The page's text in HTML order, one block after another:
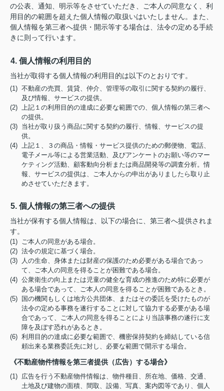
の公表、通知、明示等をさせていただき、ご本人の同意なく、利
用目的の範囲を超えた個人情報の取扱いはいたしません。また、
個人情報を第三者へ提供・開示等する場合は、法令の定める手続
きに則って行います。
4. 個人情報の利用目的
当社が取得する個人情報の利用目的は以下のとおりです。
(1) 不動産の売買、賃貸、仲介、管理等の取引に関する契約の履行、
及び情報、サービスの提供。
(2) 上記１の利用目的の達成に必要な範囲での、個人情報の第三者へ
の提供。
(3) 当社が取り扱う商品に関する契約の履行、情報、サービスの提
供。
(4) 上記１、３の商品・情報・サービス提供のための郵便物、電話、
電子メール等による営業活動、及びアンケートのお願い等のマー
ケティング活動、顧客動向分析または商品開発等の調査分析。情
報、サービスの提供は、ご本人からの申出がありましたら取り止
めさせていただきます。
5. 個人情報の第三者への提供
当社が保有する個人情報は、以下の場合に、第三者へ提供されま
す。
(1) ご本人の同意がある場合。
(2) 法令の規定に基づく場合。
(3) 人の生命、身体または財産の保護のため必要がある場合であっ
て、ご本人の同意を得ることが困難である場合。
(4) 公衆衛生の向上または児童の健全な育成の推進のため特に必要が
ある場合であって、ご本人の同意を得ることが困難であるとき。
(5) 国の機関もしくは地方公共団体、またはその委託を受けたものが
法令の定める事務を遂行することに対して協力する必要がある場
合であって、ご本人の同意を得ることにより当該事務の遂行に支
障を及ぼす恐れがあるとき。
(6) 利用目的の達成に必要な範囲で、機密保持契約を締結している信
頼出来る業務委託先に対し、必要な範囲で開示する場合。
《不動産物件情報を第三者提供（広告）する場合》
(1) 広告を行う不動産物件情報は、物件種目、所在地、価格、交通、
土地及び建物の面積、間取、設備、写真、案内図等であり、個人